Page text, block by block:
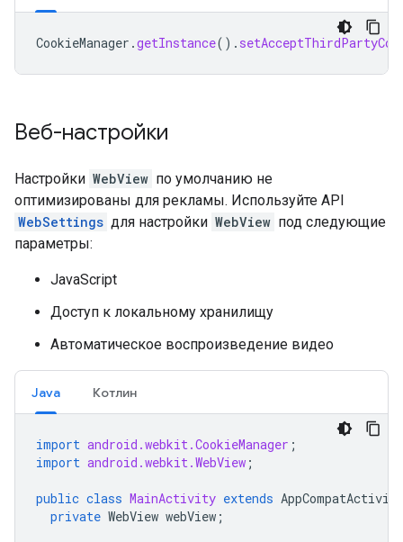
CookieManager .getInstance().
Веб-настройки
Настройки WebView по умолчанию не
оптимизированы для рекламы. Используйте API
WebSettings для настройки WebView под следующие
параметры:
JavaScript
Доступ к локальному хранилищу
Автоматическое воспроизведение видео
Java Котлин
import android.webkit.CookieManager ;
import android.webkit.WebView ;
public class MainActivity extends AppCompatActivity
private WebView webView ;